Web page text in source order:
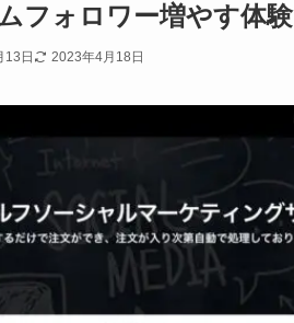
フォロワー増やす体験
13日 2023年4月18日